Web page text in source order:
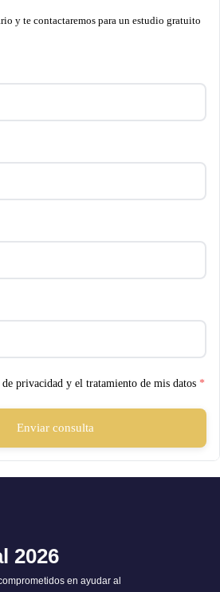
y te contactaremos para un estudio gratuito
privacidad y el tratamiento de mis datos *
Enviar consulta
2026
en ayudar al